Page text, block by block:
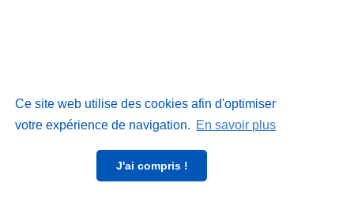
Ce site web utilise des cookies afin d'optimiser
votre expérience de navigation. En savoir plus
J'ai compris !